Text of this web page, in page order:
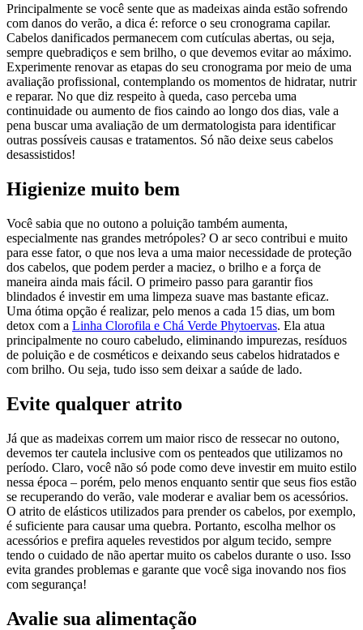
Principalmente se você sente que as madeixas ainda estão sofrendo
com danos do verão, a dica é: reforce o seu cronograma capilar.
Cabelos danificados permanecem com cutículas abertas, ou seja,
sempre quebradiços e sem brilho, o que devemos evitar ao máximo.
Experimente renovar as etapas do seu cronograma por meio de uma
avaliação profissional, contemplando os momentos de hidratar, nutrir
e reparar. No que diz respeito à queda, caso perceba uma
continuidade ou aumento de fios caindo ao longo dos dias, vale a
pena buscar uma avaliação de um dermatologista para identificar
outras possíveis causas e tratamentos. Só não deixe seus cabelos
desassistidos!
Higienize muito bem
Você sabia que no outono a poluição também aumenta,
especialmente nas grandes metrópoles? O ar seco contribui e muito
para esse fator, o que nos leva a uma maior necessidade de proteção
dos cabelos, que podem perder a maciez, o brilho e a força de
maneira ainda mais fácil. O primeiro passo para garantir fios
blindados é investir em uma limpeza suave mas bastante eficaz.
Uma ótima opção é realizar, pelo menos a cada 15 dias, um bom
detox com a Linha Clorofila e Chá Verde Phytoervas. Ela atua
principalmente no couro cabeludo, eliminando impurezas, resíduos
de poluição e de cosméticos e deixando seus cabelos hidratados e
com brilho. Ou seja, tudo isso sem deixar a saúde de lado.
Evite qualquer atrito
Já que as madeixas correm um maior risco de ressecar no outono,
devemos ter cautela inclusive com os penteados que utilizamos no
período. Claro, você não só pode como deve investir em muito estilo
nessa época – porém, pelo menos enquanto sentir que seus fios estão
se recuperando do verão, vale moderar e avaliar bem os acessórios.
O atrito de elásticos utilizados para prender os cabelos, por exemplo,
é suficiente para causar uma quebra. Portanto, escolha melhor os
acessórios e prefira aqueles revestidos por algum tecido, sempre
tendo o cuidado de não apertar muito os cabelos durante o uso. Isso
evita grandes problemas e garante que você siga inovando nos fios
com segurança!
Avalie sua alimentação